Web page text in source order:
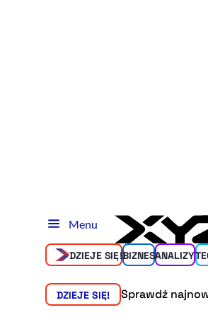
Menu
DZIEJE SIĘ!BIZNESANALIZY
DZIEJE SIĘ! Sprawdź